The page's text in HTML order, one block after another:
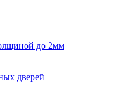
до 2мм
дверей